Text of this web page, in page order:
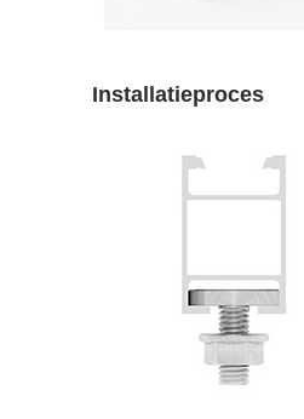
Installatieproces